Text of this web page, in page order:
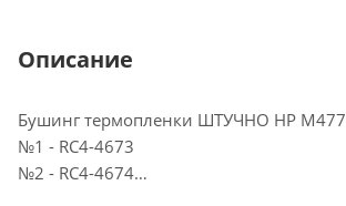
Описание
Бушинг термопленки ШТУЧНО HP M477
№1 - RC4-4673
№2 - RC4-4674